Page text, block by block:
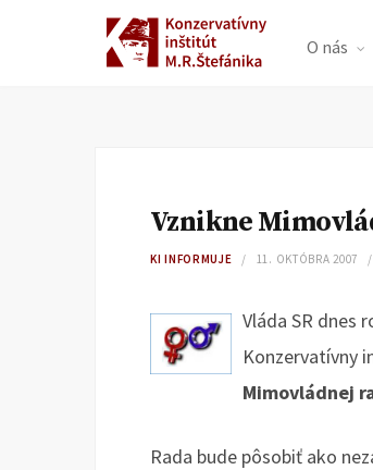
O nás
Vznikne
KI INFORMUJE 11. OKTÓBRA 2007
Vláda SR dnes
Konzervatívny
Mimovládnej
Rada bude pôsobiť ako